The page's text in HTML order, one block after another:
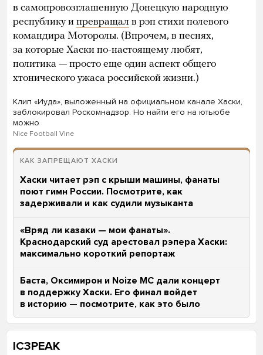
в самопровозглашенную Донецкую народную
республику и превращал в рэп стихи полевого
командира Моторолы. (Впрочем, в песнях,
за которые Хаски по-настоящему любят,
политика — просто еще один аспект общего
хтонического ужаса российской жизни.)
Клип «Иуда», выложенный на официальном канале Хаски,
заблокировал Роскомнадзор. Но найти его на ютьюбе
можно
Nice Football Vine
КАК ЗАПРЕЩАЮТ ХАСКИ
Хаски читает рэп с крыши машины, фанаты
поют гимн России. Посмотрите, как
задерживали и как судили музыканта
«Вряд ли казаки — мои фанаты».
Краснодарский суд арестовал рэпера Хаски:
максимально короткий репортаж
Баста, Оксимирон и Noize MC дали концерт
в поддержку Хаски. Его финал войдет
в историю — посмотрите, как это было
IC3PEAK